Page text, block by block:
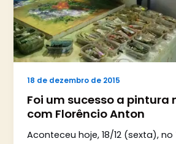
18 de dezembro de 2015
Foi um sucesso a pintura
com Florêncio Anton
Aconteceu hoje, 18/12 (sexta),